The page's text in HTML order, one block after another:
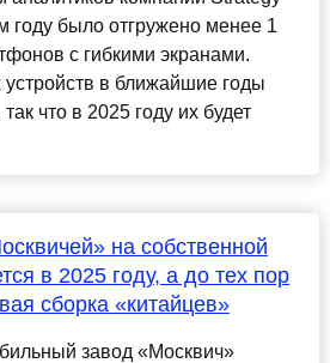
году было отгружено менее 1
с гибкими экранами.
устройств в ближайшие годы
что в 2025 году их будет
на собственной
в 2025 году, а до тех пор
сборка «китайцев»
завод «Москвич»